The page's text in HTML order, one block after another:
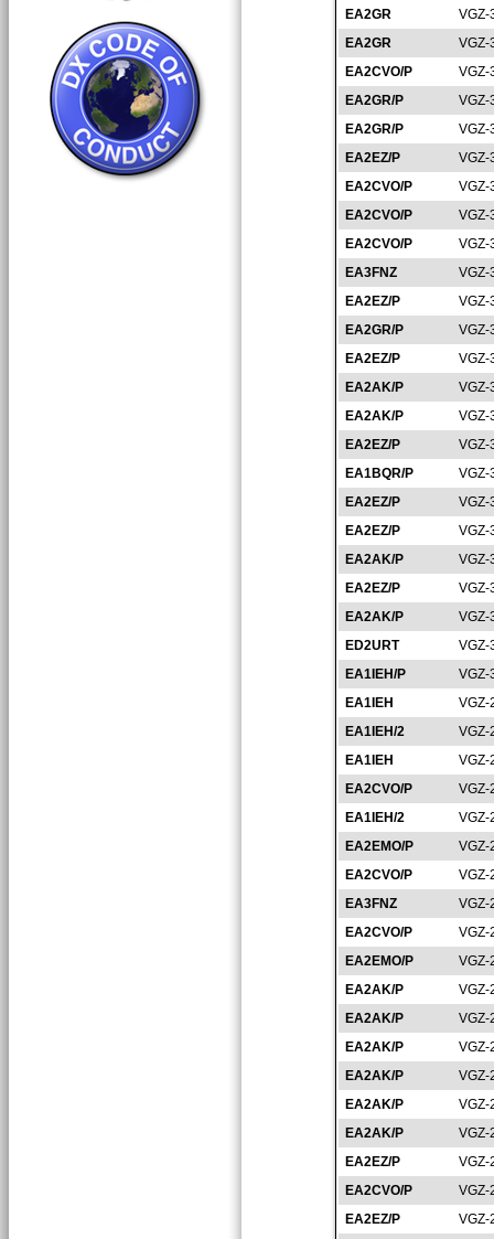
EA2GR
VGZ-
EA2GR
VGZ-
EA2CVO/P
VGZ-
EA2GR/P
VGZ-
EA2GR/P
VGZ-
EA2EZ/P
VGZ-
EA2CVO/P
VGZ-
EA2CVO/P
VGZ-
EA2CVO/P
VGZ-
EA3FNZ
VGZ-
EA2EZ/P
VGZ-
EA2GR/P
VGZ-
EA2EZ/P
VGZ-
EA2AK/P
VGZ-
EA2AK/P
VGZ-
EA2EZ/P
VGZ-
EA1BQR/P
VGZ-
EA2EZ/P
VGZ-
EA2EZ/P
VGZ-
EA2AK/P
VGZ-
EA2EZ/P
VGZ-
EA2AK/P
VGZ-
ED2URT
VGZ-
EA1IEH/P
VGZ-
EA1IEH
VGZ-
EA1IEH/2
VGZ-
EA1IEH
VGZ-
EA2CVO/P
VGZ-
EA1IEH/2
VGZ-
EA2EMO/P
VGZ-
EA2CVO/P
VGZ-
EA3FNZ
VGZ-
EA2CVO/P
VGZ-
EA2EMO/P
VGZ-
EA2AK/P
VGZ-
EA2AK/P
VGZ-
EA2AK/P
VGZ-
EA2AK/P
VGZ-
EA2AK/P
VGZ-
EA2AK/P
VGZ-
EA2EZ/P
VGZ-
EA2CVO/P
VGZ-
EA2EZ/P
VGZ-